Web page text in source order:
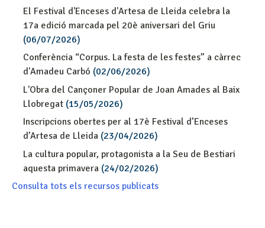
El Festival d'Enceses d'Artesa de Lleida celebra la
17a edició marcada pel 20è aniversari del Griu
(06/07/2026)
Conferència “Corpus. La festa de les festes” a càrrec
d'Amadeu Carbó (02/06/2026)
L'Obra del Cançoner Popular de Joan Amades al Baix
Llobregat (15/05/2026)
Inscripcions obertes per al 17è Festival d’Enceses
d’Artesa de Lleida (23/04/2026)
La cultura popular, protagonista a la Seu de Bestiari
aquesta primavera (24/02/2026)
Consulta tots els recursos publicats